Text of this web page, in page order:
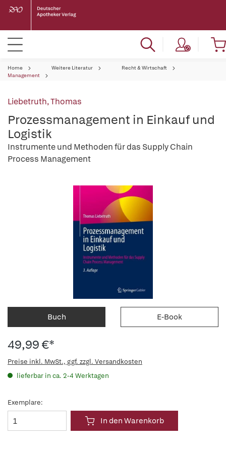
Home Weitere Literatur
Recht & Wirtschaft
Management
Liebetruth, Thomas
Prozessmanagement in Einkauf und
Logistik
Instrumente und Methoden für das Supply Chain
Process Management
Buch E-Book
49,99 €*
Preise inkl. MwSt., ggf. zzgl. Versandkosten
lieferbar in ca. 2-4 Werktagen
Exemplare:
In den Warenkorb